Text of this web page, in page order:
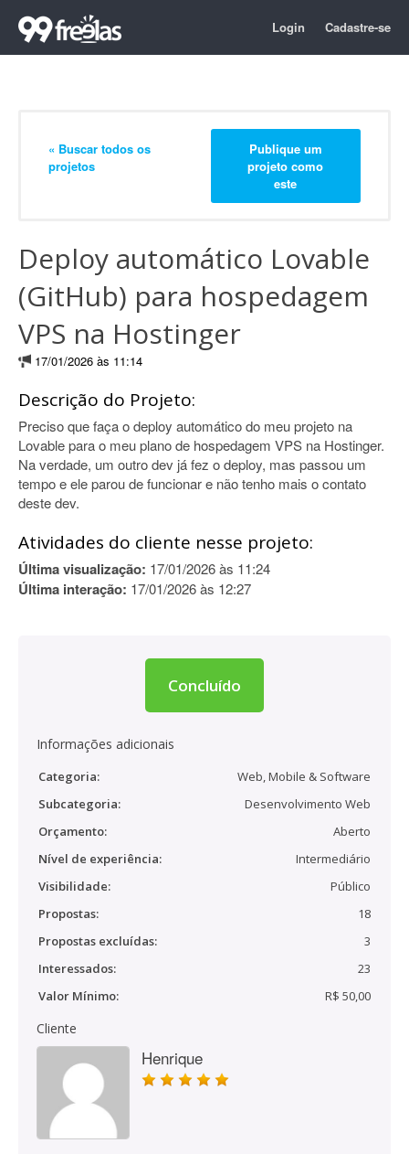
Login Cadastre-se
« Buscar todos os
projetos
Publique um
projeto como
este
Deploy automático Lovable
(GitHub) para hospedagem
VPS na Hostinger
17/01/2026 às 11:14
Descrição do Projeto:
Preciso que faça o deploy automático do meu projeto na
Lovable para o meu plano de hospedagem VPS na Hostinger.
Na verdade, um outro dev já fez o deploy, mas passou um
tempo e ele parou de funcionar e não tenho mais o contato
deste dev.
Atividades do cliente nesse projeto:
Última visualização: 17/01/2026 às 11:24
Última interação: 17/01/2026 às 12:27
Concluído
Informações adicionais
Categoria:
Web, Mobile & Software
Subcategoria:
Desenvolvimento Web
Orçamento:
Aberto
Nível de experiência:
Intermediário
Visibilidade:
Público
Propostas:
18
Propostas excluídas:
3
Interessados:
23
Valor Mínimo:
R$ 50,00
Cliente
Henrique